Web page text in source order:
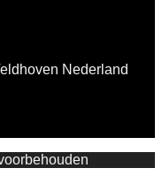
Nederland